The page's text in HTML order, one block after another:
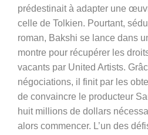
prédestinait à adapter une
celle de Tolkien. Pourtant,
roman, Bakshi se lance dans
montre pour récupérer les
vacants par United Artists.
négociations, il finit par les
de convaincre le producteur
huit millions de dollars
alors commencer. L’un des